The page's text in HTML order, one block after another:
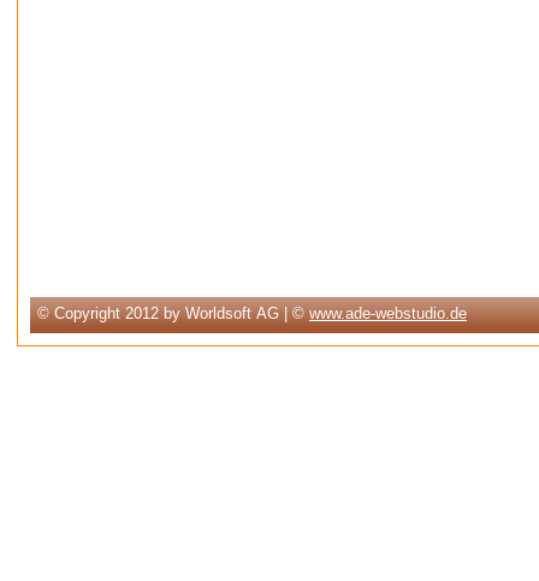
© Copyright 2012 by Worldsoft AG | ©www.ade-webstudio.de